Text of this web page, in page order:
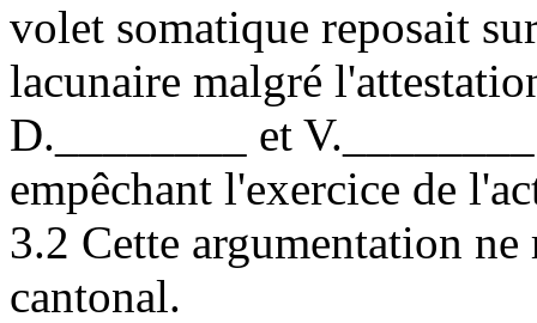
volet somatique reposait
lacunaire malgré
D.________ et
empêchant l'exercice de
3.2 Cette argumentation ne
cantonal.